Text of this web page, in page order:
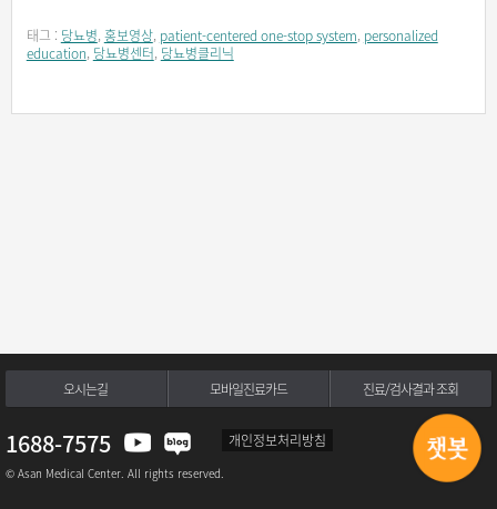
태그 : 당뇨병, 홍보영상, patient-centered one-stop system, personalized
education, 당뇨병센터, 당뇨병클리닉
오시는길 모바일진료카드 진료/검사결과 조회
1688-7575 개인정보처리방침
© Asan Medical Center. All rights reserved.